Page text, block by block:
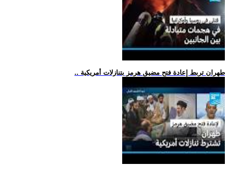
.. طهران تربط إعادة فتح مضيق هرمز بتنازلات أمريكية